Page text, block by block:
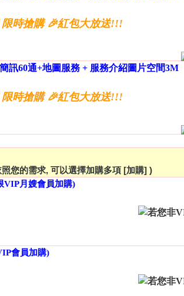
時搶購 🎉紅包大放送!!!
訊60通+地圖服務 + 服務介紹圖片空間3M
時搶購 🎉紅包大放送!!!
您的需求, 可以選擇加購多項 [加購] )
VIP月嫂會員加購)
會員加購)